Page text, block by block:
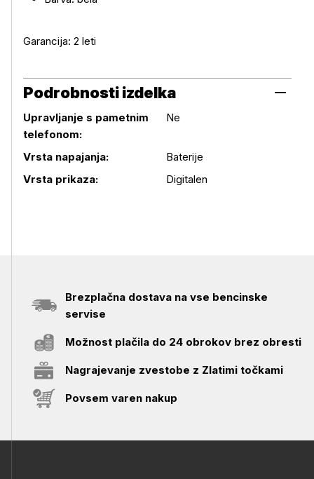
Garancija: 2 leti
Podrobnosti izdelka
Upravljanje s pametnim
telefonom:
Ne
Vrsta napajanja:
Baterije
Vrsta prikaza:
Digitalen
Brezplačna dostava na vse bencinske
servise
Možnost plačila do 24 obrokov brez obresti
Nagrajevanje zvestobe z Zlatimi točkami
Povsem varen nakup